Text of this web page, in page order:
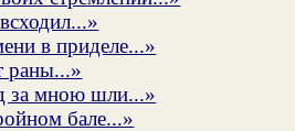
в приделе...»
раны...»
за мною шли...»
бале...»